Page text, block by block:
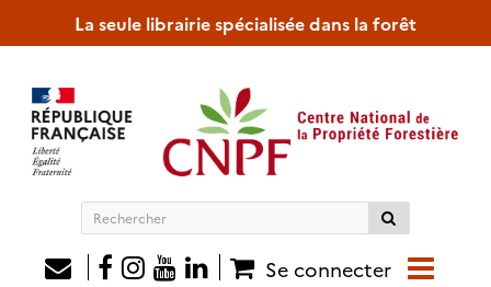
La seule librairie spécialisée dans la forêt
Rechercher
siteSe connecter